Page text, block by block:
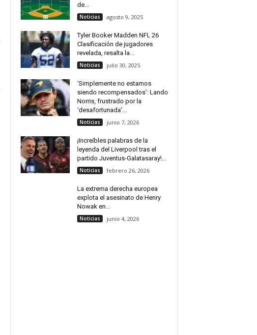
de...
Noticias agosto 9, 2025
Tyler Booker Madden NFL 26
Clasificación de jugadores
revelada, resalta la...
Noticias julio 30, 2025
‘Simplemente no estamos
siendo recompensados’: Lando
Norris, frustrado por la
‘desafortunada’...
Noticias junio 7, 2026
¡Increíbles palabras de la
leyenda del Liverpool tras el
partido Juventus-Galatasaray!...
Noticias febrero 26, 2026
La extrema derecha europea
explota el asesinato de Henry
Nowak en...
Noticias junio 4, 2026